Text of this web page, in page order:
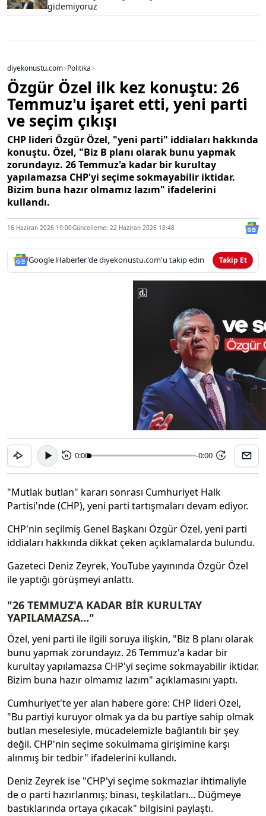
gidemiyoruz
diyekonustu.com>Politika>
Özgür Özel ilk kez konuştu: 26
Temmuz'u işaret etti, yeni parti
ve seçim çıkışı
CHP lideri Özgür Özel, "yeni parti" iddiaları hakkında
konuştu. Özel, "Biz B planı olarak bunu yapmak
zorundayız. 26 Temmuz'a kadar bir kurultay
yapılamazsa CHP'yi seçime sokmayabilir iktidar.
Bizim buna hazır olmamız lazım" ifadelerini
kullandı.
16 Haziran 2026 19:00Güncelleme: 22 Haziran 2026 18:48
Google Haberler'de diyekonustu.com'u takip edin Takip Et
15 0:00 -0:00 15
"Mutlak butlan" kararı sonrası Cumhuriyet Halk
Partisi'nde (CHP), yeni parti tartışmaları devam ediyor.
CHP'nin seçilmiş Genel Başkanı Özgür Özel, yeni parti
iddiaları hakkında dikkat çeken açıklamalarda bulundu.
Gazeteci Deniz Zeyrek, YouTube yayınında Özgür Özel
ile yaptığı görüşmeyi anlattı.
"26 TEMMUZ'A KADAR BİR KURULTAY
YAPILAMAZSA..."
Özel, yeni parti ile ilgili soruya ilişkin, "Biz B planı olarak
bunu yapmak zorundayız. 26 Temmuz'a kadar bir
kurultay yapılamazsa CHP'yi seçime sokmayabilir iktidar.
Bizim buna hazır olmamız lazım" açıklamasını yaptı.
Cumhuriyet'te yer alan habere göre: CHP lideri Özel,
"Bu partiyi kuruyor olmak ya da bu partiye sahip olmak
butlan meselesiyle, mücadelemizle bağlantılı bir şey
değil. CHP'nin seçime sokulmama girişimine karşı
alınmış bir tedbir" ifadelerini kullandı.
Deniz Zeyrek ise "CHP'yi seçime sokmazlar ihtimaliyle
de o parti hazırlanmış; binası, teşkilatları... Düğmeye
bastıklarında ortaya çıkacak" bilgisini paylaştı.